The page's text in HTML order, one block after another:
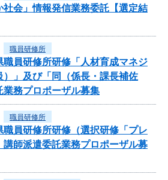
社会」情報発信業務委託【選定結
職員研修所
職員研修所研修「人材育成マネジ
）」及び「同（係長・課長補佐
業務プロポーザル募集
職員研修所
職員研修所研修（選択研修「プレ
講師派遣委託業務プロポーザル募